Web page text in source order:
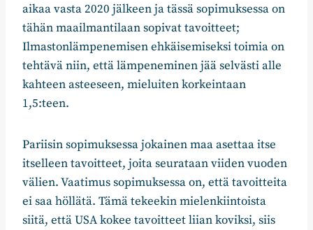
aikaa vasta 2020 jälkeen ja tässä sopimuksessa on
tähän maailmantilaan sopivat tavoitteet;
Ilmastonlämpenemisen ehkäisemiseksi toimia on
tehtävä niin, että lämpeneminen jää selvästi alle
kahteen asteeseen, mieluiten korkeintaan
1,5:teen.
Pariisin sopimuksessa jokainen maa asettaa itse
itselleen tavoitteet, joita seurataan viiden vuoden
välien. Vaatimus sopimuksessa on, että tavoitteita
ei saa höllätä. Tämä tekeekin mielenkiintoista
siitä, että USA kokee tavoitteet liian koviksi, siis